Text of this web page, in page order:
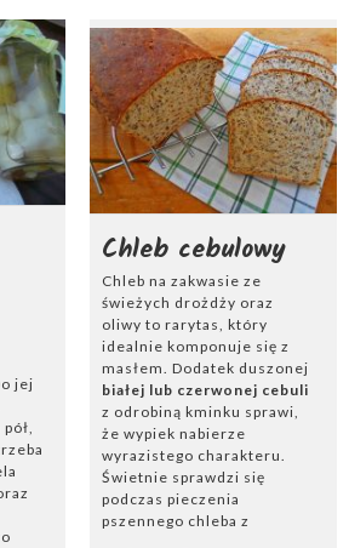
.
balsamicznego przez
kilkanaście minut.
jej
Chleb cebulowy
Chleb na zakwasie ze
świeżych drożdży oraz
oliwy to rarytas, który
idealnie komponuje się z
masłem. Dodatek duszonej
białej lub czerwonej cebuli
z odrobiną kminku sprawi,
że wypiek nabierze
wyrazistego charakteru.
Świetnie sprawdzi się
podczas pieczenia
pszennego chleba z